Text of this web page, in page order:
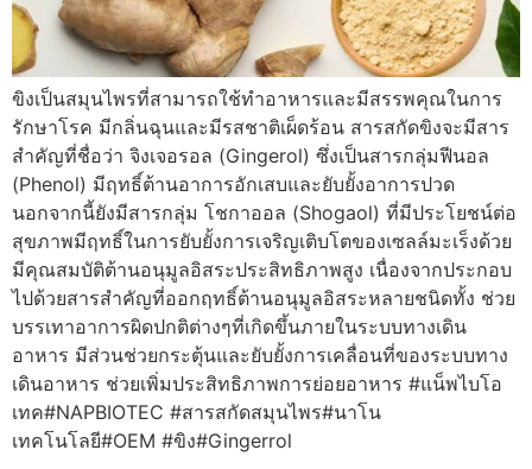
ขิงเป็นสมุนไพรที่สามารถใช้ทำอาหารและมีสรรพคุณในการ
รักษาโรค มีกลิ่นฉุนและมีรสชาติเผ็ดร้อน สารสกัดขิงจะมีสาร
สำคัญที่ชื่อว่า จิงเจอรอล (Gingerol) ซึ่งเป็นสารกลุ่มฟีนอล
(Phenol) มีฤทธิ์ต้านอาการอักเสบและยับยั้งอาการปวด
นอกจากนี้ยังมีสารกลุ่ม โชกาออล (Shogaol) ที่มีประโยชน์ต่อ
สุขภาพมีฤทธิ์ในการยับยั้งการเจริญเติบโตของเซลล์มะเร็งด้วย
มีคุณสมบัติต้านอนุมูลอิสระประสิทธิภาพสูง เนื่องจากประกอบ
ไปด้วยสารสำคัญที่ออกฤทธิ์ต้านอนุมูลอิสระหลายชนิดทั้ง ช่วย
บรรเทาอาการผิดปกติต่างๆที่เกิดขึ้นภายในระบบทางเดิน
อาหาร มีส่วนช่วยกระตุ้นและยับยั้งการเคลื่อนที่ของระบบทาง
เดินอาหาร ช่วยเพิ่มประสิทธิภาพการย่อยอาหาร #แน็พไบโอ
เทค#NAPBIOTEC #สารสกัดสมุนไพร#นาโน
เทคโนโลยี#OEM #ขิง#Gingerrol